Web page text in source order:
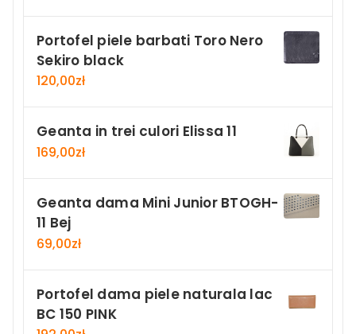
Portofel piele barbati Toro Nero
Sekiro black
120,00zł
Geanta in trei culori Elissa 11
169,00zł
Geanta dama Mini Junior BTOGH-
11 Bej
69,00zł
Portofel dama piele naturala lac
BC 150 PINK